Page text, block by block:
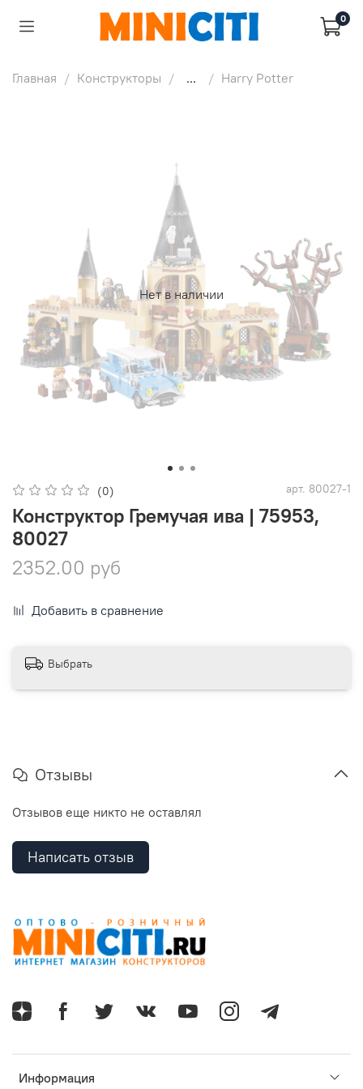
0
Главная Конструкторы ... Harry Potter
Нет в наличии
(0) арт. 80027-1
Конструктор Гремучая ива | 75953,
80027
2352.00 руб
Добавить в сравнение
Выбрать
Отзывы
Отзывов еще никто не оставлял
Написать отзыв
Информация